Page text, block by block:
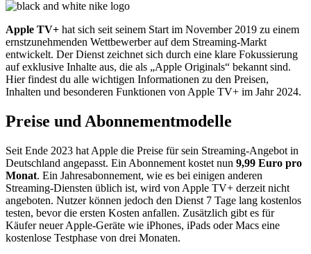
Apple TV+ hat sich seit seinem Start im November 2019 zu einem
ernstzunehmenden Wettbewerber auf dem Streaming-Markt
entwickelt. Der Dienst zeichnet sich durch eine klare Fokussierung
auf exklusive Inhalte aus, die als „Apple Originals“ bekannt sind.
Hier findest du alle wichtigen Informationen zu den Preisen,
Inhalten und besonderen Funktionen von Apple TV+ im Jahr 2024.
Preise und Abonnementmodelle
Seit Ende 2023 hat Apple die Preise für sein Streaming-Angebot in
Deutschland angepasst. Ein Abonnement kostet nun 9,99 Euro pro
Monat. Ein Jahresabonnement, wie es bei einigen anderen
Streaming-Diensten üblich ist, wird von Apple TV+ derzeit nicht
angeboten. Nutzer können jedoch den Dienst 7 Tage lang kostenlos
testen, bevor die ersten Kosten anfallen. Zusätzlich gibt es für
Käufer neuer Apple-Geräte wie iPhones, iPads oder Macs eine
kostenlose Testphase von drei Monaten.